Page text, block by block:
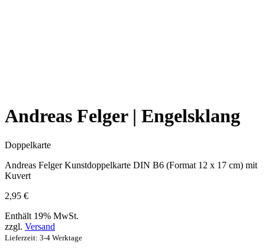
Andreas Felger | Engelsklang
Doppelkarte
Andreas Felger Kunstdoppelkarte DIN B6 (Format 12 x 17 cm) mit
Kuvert
2,95 €
Enthält 19% MwSt.
zzgl. Versand
Lieferzeit: 3-4 Werktage